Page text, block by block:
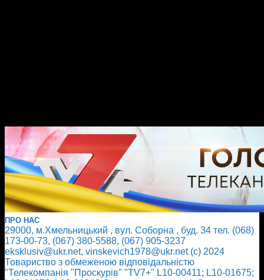
ПРО НАС
29000, м.Хмельницький , вул. Соборна , буд. 34 тел. (068)
173-00-73, (067) 380-5588, (067) 905-3237
eksklusiv@ukr.net, vinskevich1978@ukr.net (с) 2024
Товариство з обмеженою відповідальністю
"Телекомпанія "Проскурів" "TV7+" L10-00411; L10-01675;